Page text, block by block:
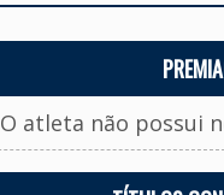
O atleta não possui